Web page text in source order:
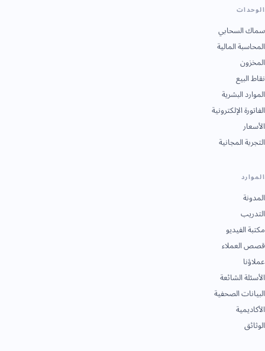
الوحدات
سماك السحابي
المحاسبة المالية
المخزون
نقاط البيع
الموارد البشرية
الفاتورة الإلكترونية
الأسعار
التجربة المجانية
الموارد
المدونة
التدريب
مكتبة الفيديو
قصص العملاء
عملاؤنا
الأسئلة الشائعة
البيانات الصحفية
الأكاديمية
الوثائق